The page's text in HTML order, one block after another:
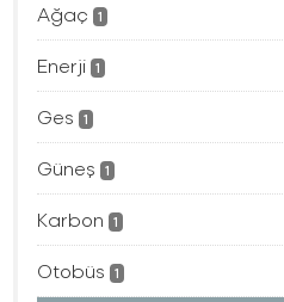
Ağaç 1
Enerji 1
Ges 1
Güneş 1
Karbon 1
Otobüs 1